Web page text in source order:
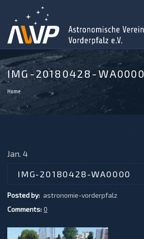
IMG-20180428-WA0000
Home
Jan. 4
IMG-20180428-WA0000
Posted by: astronomie-vorderpfalz
Comments: 0